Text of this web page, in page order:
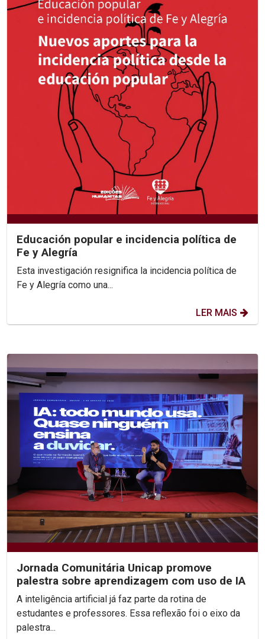
Educación popular e incidencia política de
Fe y Alegría
Esta investigación resignifica la incidencia política de
Fe y Alegría como una...
LER MAIS
Jornada Comunitária Unicap promove
palestra sobre aprendizagem com uso de IA
A inteligência artificial já faz parte da rotina de
estudantes e professores. Essa reflexão foi o eixo da
palestra...